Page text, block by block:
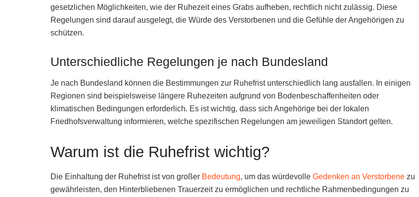
gesetzlichen Möglichkeiten, wie der Ruhezeit eines Grabs aufheben, rechtlich nicht zulässig. Diese
Regelungen sind darauf ausgelegt, die Würde des Verstorbenen und die Gefühle der Angehörigen zu
schützen.
Unterschiedliche Regelungen je nach Bundesland
Je nach Bundesland können die Bestimmungen zur Ruhefrist unterschiedlich lang ausfallen. In einigen
Regionen sind beispielsweise längere Ruhezeiten aufgrund von Bodenbeschaffenheiten oder
klimatischen Bedingungen erforderlich. Es ist wichtig, dass sich Angehörige bei der lokalen
Friedhofsverwaltung informieren, welche spezifischen Regelungen am jeweiligen Standort gelten.
Warum ist die Ruhefrist wichtig?
Die Einhaltung der Ruhefrist ist von großer Bedeutung, um das würdevolle Gedenken an Verstorbene zu
gewährleisten, den Hinterbliebenen Trauerzeit zu ermöglichen und rechtliche Rahmenbedingungen zu